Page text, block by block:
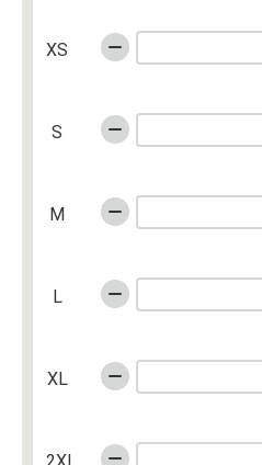
XS
S
M
L
XL
2XL